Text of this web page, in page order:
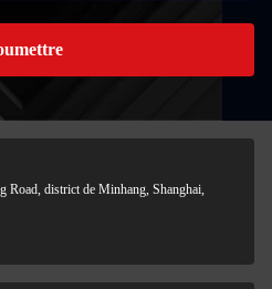
Road, district de Minhang, Shanghai,